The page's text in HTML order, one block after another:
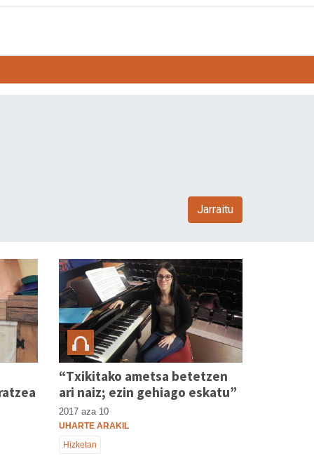
Jarraitu
“Txikitako ametsa betetzen
ari naiz; ezin gehiago eskatu”
2017 aza 10
UHARTE ARAKIL
Hizketan